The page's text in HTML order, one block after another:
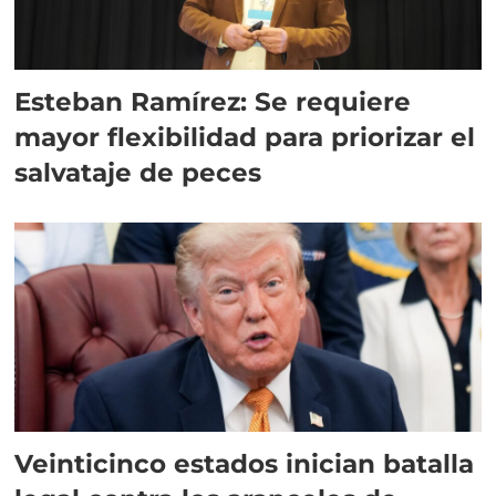
Esteban Ramírez: Se requiere
mayor flexibilidad para priorizar el
salvataje de peces
Veinticinco estados inician batalla